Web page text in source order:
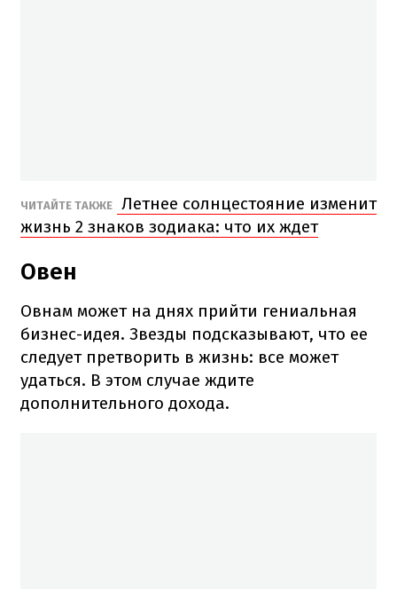
ЧИТАЙТЕ ТАКЖЕ
Летнее солнцестояние изменит
жизнь 2 знаков зодиака: что их ждет
Овен
Овнам может на днях прийти гениальная
бизнес-идея. Звезды подсказывают, что ее
следует претворить в жизнь: все может
удаться. В этом случае ждите
дополнительного дохода.